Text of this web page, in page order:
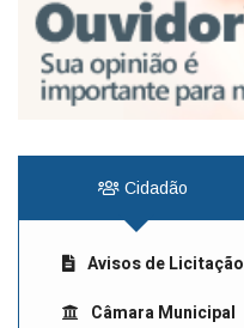
Cidadão
Avisos de Licitação
Câmara Municipal